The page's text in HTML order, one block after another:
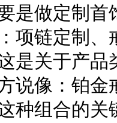
是做定制
项链定制
是关于产
说像：铂
种组合的